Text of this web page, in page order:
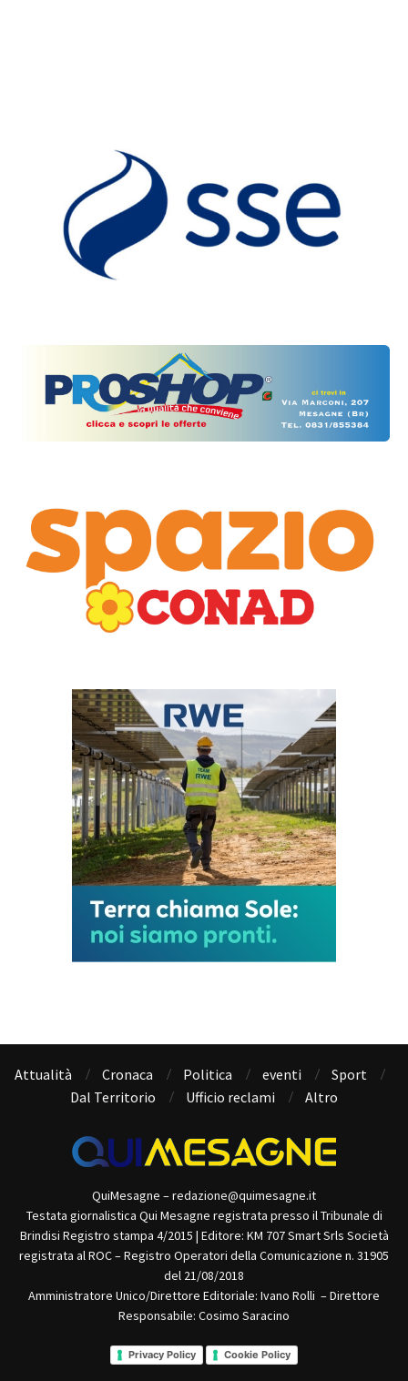
Attualità Cronaca Politica eventi
Sport
Dal Territorio
Ufficio reclami Altro
QuiMesagne – redazione@quimesagne.it
Testata giornalistica Qui Mesagne registrata presso il Tribunale di
Brindisi Registro stampa 4/2015 | Editore: KM 707 Smart Srls Società
registrata al ROC – Registro Operatori della Comunicazione n. 31905
del 21/08/2018
Amministratore Unico/Direttore Editoriale: Ivano Rolli – Direttore
Responsabile: Cosimo Saracino
Privacy Policy Cookie Policy